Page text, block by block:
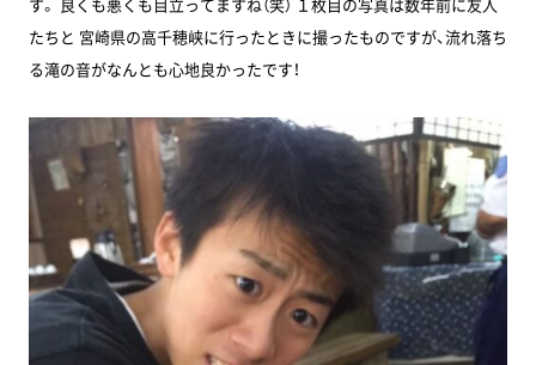
たちと 宮崎県の高千穂峡に行ったときに撮ったものですが、流れ落ち
る滝の音がなんとも心地良かったです！